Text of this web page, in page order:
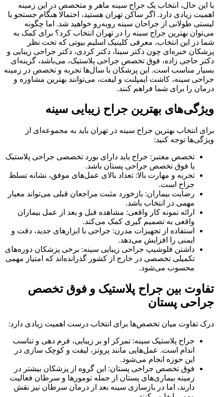
با این حال، انتخاب یک جراح سینه ماهر و متخصص در این زمینه
اهمیت زیادی دارد. اگر ساکن تهران هستید، احتمالا هنگام جستجو با
لیستی طولانی از جراحان سینه روبه‌رو خواهید شد. اما چگونه
می‌توان بهترین جراح سینه را در تهران انتخاب کرد؟ برای کمک به
شما در این انتخاب، معرفی کلینیک اسلیم بیوتی که تحت نظر
پزشکان خبره‌ای چون دکتر سینا، دکتر کردی، دکتر جراحی زیبایی و
دکتر حاجی زاده، فوق تخصص جراحی پلاستیک، می‌باشد، گزینه‌ای
بسیار مناسب است. این پزشکان با سال‌ها تجربه و تخصص در زمینه
جراحی سینه، کاشت ایمپلنت و لیفت، می‌توانند بهترین مشاوره و
درمان را برای شما فراهم کنند.
ویژگی‌های بهترین جراح زیبایی سینه
برای انتخاب بهترین جراح سینه در تهران باید به مجموعه‌ای از
ویژگی‌ها توجه کنید:
تخصص معتبر: جراح باید دارای بورد تخصصی جراحی پلاستیک
یا فوق‌ تخصص جراحی پستان باشد.
تجربه و مهارت بالا: تعداد بالای عمل‌های موفق، نشانه تسلط
جراح است.
رضایت بیماران: بازخورد مثبت مراجعان قبلی می‌تواند معیار
مهمی در انتخاب باشد.
ارائه نمونه‌ کار واقعی: مشاهده قبل و بعد از عمل بیماران
واقعی به تصمیم‌ گیری کمک می‌کند.
استفاده از تجهیزات مدرن: جراحی با ابزارهای جدید، دقت و
ایمنی را افزایش می‌دهد.
داشتن فلوشیپ جراحی زیبایی سینه: برخی پزشکان دوره‌های
تکمیلی تخصصی در خارج از کشور گذرانده‌اند که امتیاز مهمی
محسوب می‌شود.
تفاوت بین جراح پلاستیک و فوق تخصص
جراحی پستان
درک تفاوت میان تخصص‌ها برای انتخاب درست اهمیت زیادی دارد:
جراح پلاستیک سینه: تمرکز او بر زیبایی، فرم‌ دهی و تناسب
اندام است. عمل‌هایی مانند پروتز، لیفت و کوچک‌ سازی در
این حوزه انجام می‌شود.
فوق تخصص جراحی پستان: این گروه از پزشکان بیشتر در
زمینه بیماری‌های پستان از جمله تومورها و سرطان فعالیت
دارند، اما در بازسازی سینه بعد از درمان سرطان نیز نقش